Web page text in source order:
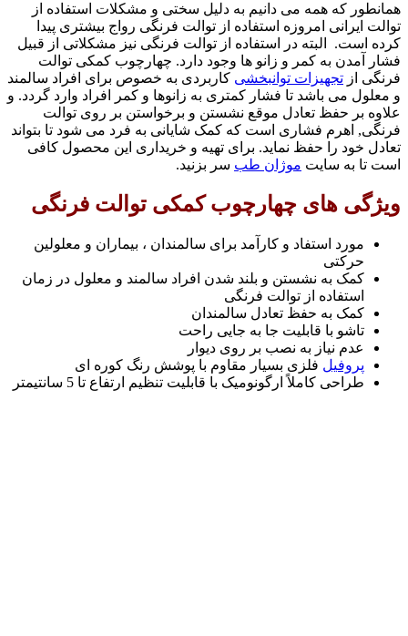
همانطور که همه می دانیم به دلیل سختی و مشکلات استفاده از
توالت ایرانی امروزه استفاده از توالت فرنگی رواج بیشتری پیدا
کرده است. البته در استفاده از توالت فرنگی نیز مشکلاتی از قبیل
فشار آمدن به کمر و زانو ها وجود دارد. چهارچوب کمکی توالت
فرنگی از تجهیزات توانبخشی کاربردی به خصوص برای افراد سالمند
و معلول می باشد تا فشار کمتری به زانوها و کمر افراد وارد گردد. و
علاوه بر حفظ تعادل موقع نشستن و برخواستن بر روی توالت
فرنگی, اهرم فشاری است که کمک شایانی به فرد می شود تا بتواند
تعادل خود را حفظ نماید. برای تهیه و خریداری این محصول کافی
است تا به سایت موژان طب سر بزنید.
ویژگی های چهارچوب کمکی توالت فرنگی
مورد استفاد و کارآمد برای سالمندان ، بیماران و معلولین
حرکتی
کمک به نشستن و بلند شدن افراد سالمند و معلول در زمان
استفاده از توالت فرنگی
کمک به حفظ تعادل سالمندان
تاشو با قابلیت جا به جایی راحت
عدم نیاز به نصب بر روی دیوار
پروفیل فلزی بسیار مقاوم با پوشش رنگ کوره ای
طراحی کاملاً ارگونومیک با قابلیت تنظیم ارتفاع تا 5 سانتیمتر